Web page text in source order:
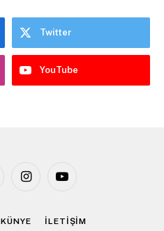
Twitter
YouTube
InstagramYouTube
KÜNYE İLETİŞİM